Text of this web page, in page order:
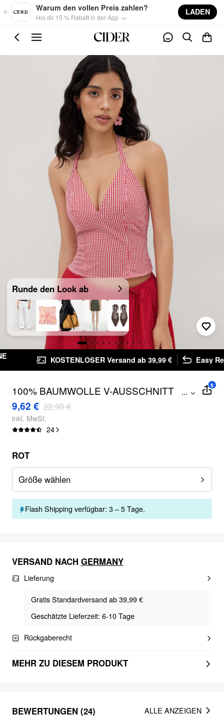
Skip to main content
Warum den vollen Preis zahlen?
Hol dir 15 % Rabatt in der App →
LADEN
Runde den Look ab
KOSTENLOSER Versand ab 39,99 € Easy Returns
100% BAUMWOLLE V-AUSSCHNITT
GINGHAM KNOTEN CAMI OBERTEIL
...
9,62 € 22,90 €
inkl. MwSt.
24
$
ROT
Größe wählen
Flash Shipping verfügbar: 3 – 5 Tage.
VERSAND NACH GERMANY
Lieferung
Gratis Standardversand ab 39,99 €
Geschätzte Lieferzeit: 6-10 Tage
Rückgaberecht
MEHR ZU DIESEM PRODUKT
BEWERTUNGEN (24) ALLE ANZEIGEN